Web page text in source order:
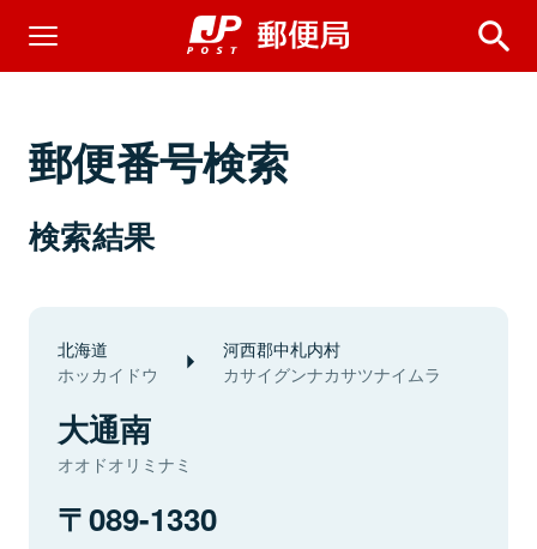
郵便番号検索
検索結果
北海道
ホッカイドウ
河西郡中札内村
カサイグンナカサツナイムラ
大通南
オオドオリミナミ
089-1330